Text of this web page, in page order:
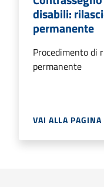
disabili:
permanente
Procedimento di
permanente
VAI ALLA PAGINA